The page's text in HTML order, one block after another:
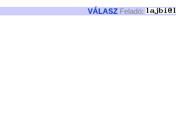
VÁLASZ Feladó: